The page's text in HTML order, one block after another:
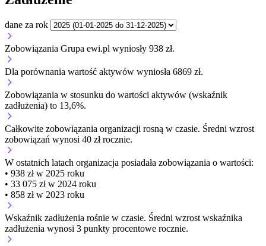
dane za rok
Zobowiązania Grupa ewi.pl wyniosły 938 zł.
Dla porównania wartość aktywów wyniosła 6869 zł.
Zobowiązania w stosunku do wartości aktywów (wskaźnik
zadłużenia) to 13,6%.
Całkowite zobowiązania organizacji rosną w czasie. Średni wzrost
zobowiązań wynosi 40 zł rocznie.
W ostatnich latach organizacja posiadała zobowiązania o wartości:
• 938 zł w 2025 roku
• 33 075 zł w 2024 roku
• 858 zł w 2023 roku
Wskaźnik zadłużenia rośnie w czasie. Średni wzrost wskaźnika
zadłużenia wynosi 3 punkty procentowe rocznie.